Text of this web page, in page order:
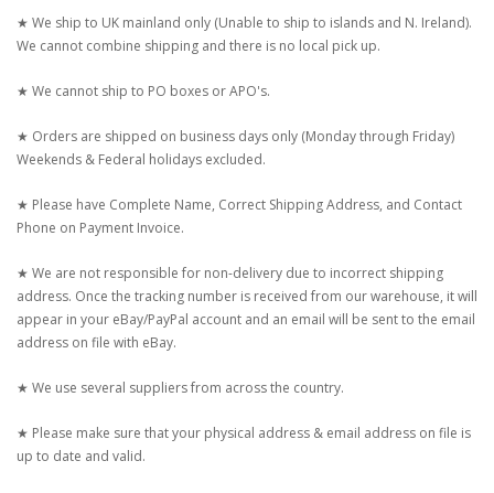
★ We ship to UK mainland only (Unable to ship to islands and N. Ireland).
We cannot combine shipping and there is no local pick up.
★ We cannot ship to PO boxes or APO's.
★ Orders are shipped on business days only (Monday through Friday)
Weekends & Federal holidays excluded.
★ Please have Complete Name, Correct Shipping Address, and Contact
Phone on Payment Invoice.
★ We are not responsible for non-delivery due to incorrect shipping
address. Once the tracking number is received from our warehouse, it will
appear in your eBay/PayPal account and an email will be sent to the email
address on file with eBay.
★ We use several suppliers from across the country.
★ Please make sure that your physical address & email address on file is
up to date and valid.